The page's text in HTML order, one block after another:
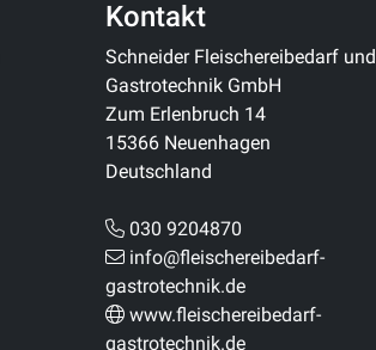
Kontakt
Schneider Fleischereibedarf und
Gastrotechnik GmbH
Zum Erlenbruch 14
15366 Neuenhagen
Deutschland
030 9204870
info@fleischereibedarf-
gastrotechnik.de
www.fleischereibedarf-
gastrotechnik.de